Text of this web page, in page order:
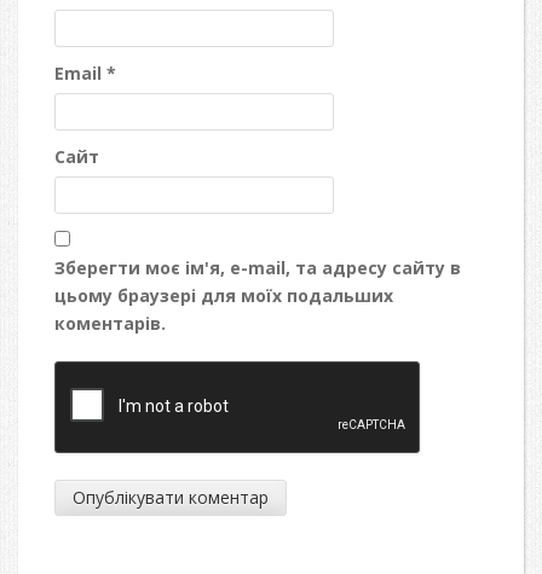
Email *
Сайт
Зберегти моє ім'я, e-mail, та адресу сайту в
цьому браузері для моїх подальших
коментарів.